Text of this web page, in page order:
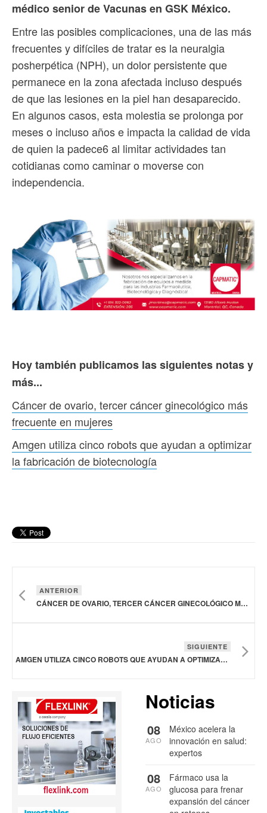
médico senior de Vacunas en GSK México.
Entre las posibles complicaciones, una de las más
frecuentes y difíciles de tratar es la neuralgia
posherpética (NPH), un dolor persistente que
permanece en la zona afectada incluso después
de que las lesiones en la piel han desaparecido.
En algunos casos, esta molestia se prolonga por
meses o incluso años e impacta la calidad de vida
de quien la padece6 al limitar actividades tan
cotidianas como caminar o moverse con
independencia.
Hoy también publicamos las siguientes notas y
más...
Cáncer de ovario, tercer cáncer ginecológico más
frecuente en mujeres
Amgen utiliza cinco robots que ayudan a optimizar
la fabricación de biotecnología
ANTERIOR
CÁNCER DE OVARIO, TERCER CÁNCER GINECOLÓGICO MÁS FRECUENTE EN MUJERES
SIGUIENTE
AMGEN UTILIZA CINCO ROBOTS QUE AYUDAN A OPTIMIZAR LA FABRICACIÓN DE BIOTECNOLOGÍA
Noticias
México acelera la
innovación en salud:
expertos
08
AGO
Fármaco usa la
glucosa para frenar
expansión del cáncer
08
AGO